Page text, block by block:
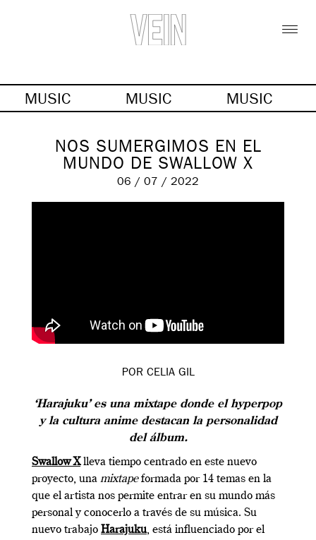
MUSIC MUSIC MUSIC
NOS SUMERGIMOS EN EL
MUNDO DE SWALLOW X
06 / 07 / 2022
POR CELIA GIL
‘Harajuku’ es una mixtape donde el hyperpop
y la cultura anime destacan la personalidad
del álbum.
Swallow Xlleva tiempo centrado en este nuevo
proyecto, una mixtapeformada por 14 temas en la
que el artista nos permite entrar en su mundo más
personal y conocerlo a través de su música. Su
nuevo trabajo Harajuku, está influenciado por el